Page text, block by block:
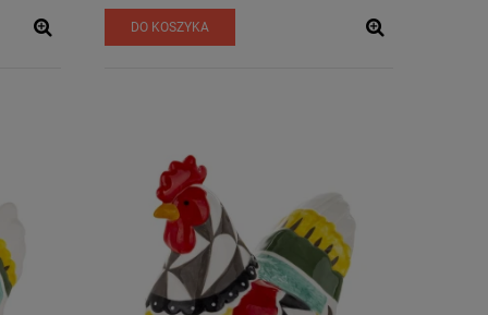
DO KOSZYKA